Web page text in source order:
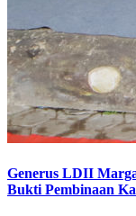
Generus LDII
Bukti Pembinaan